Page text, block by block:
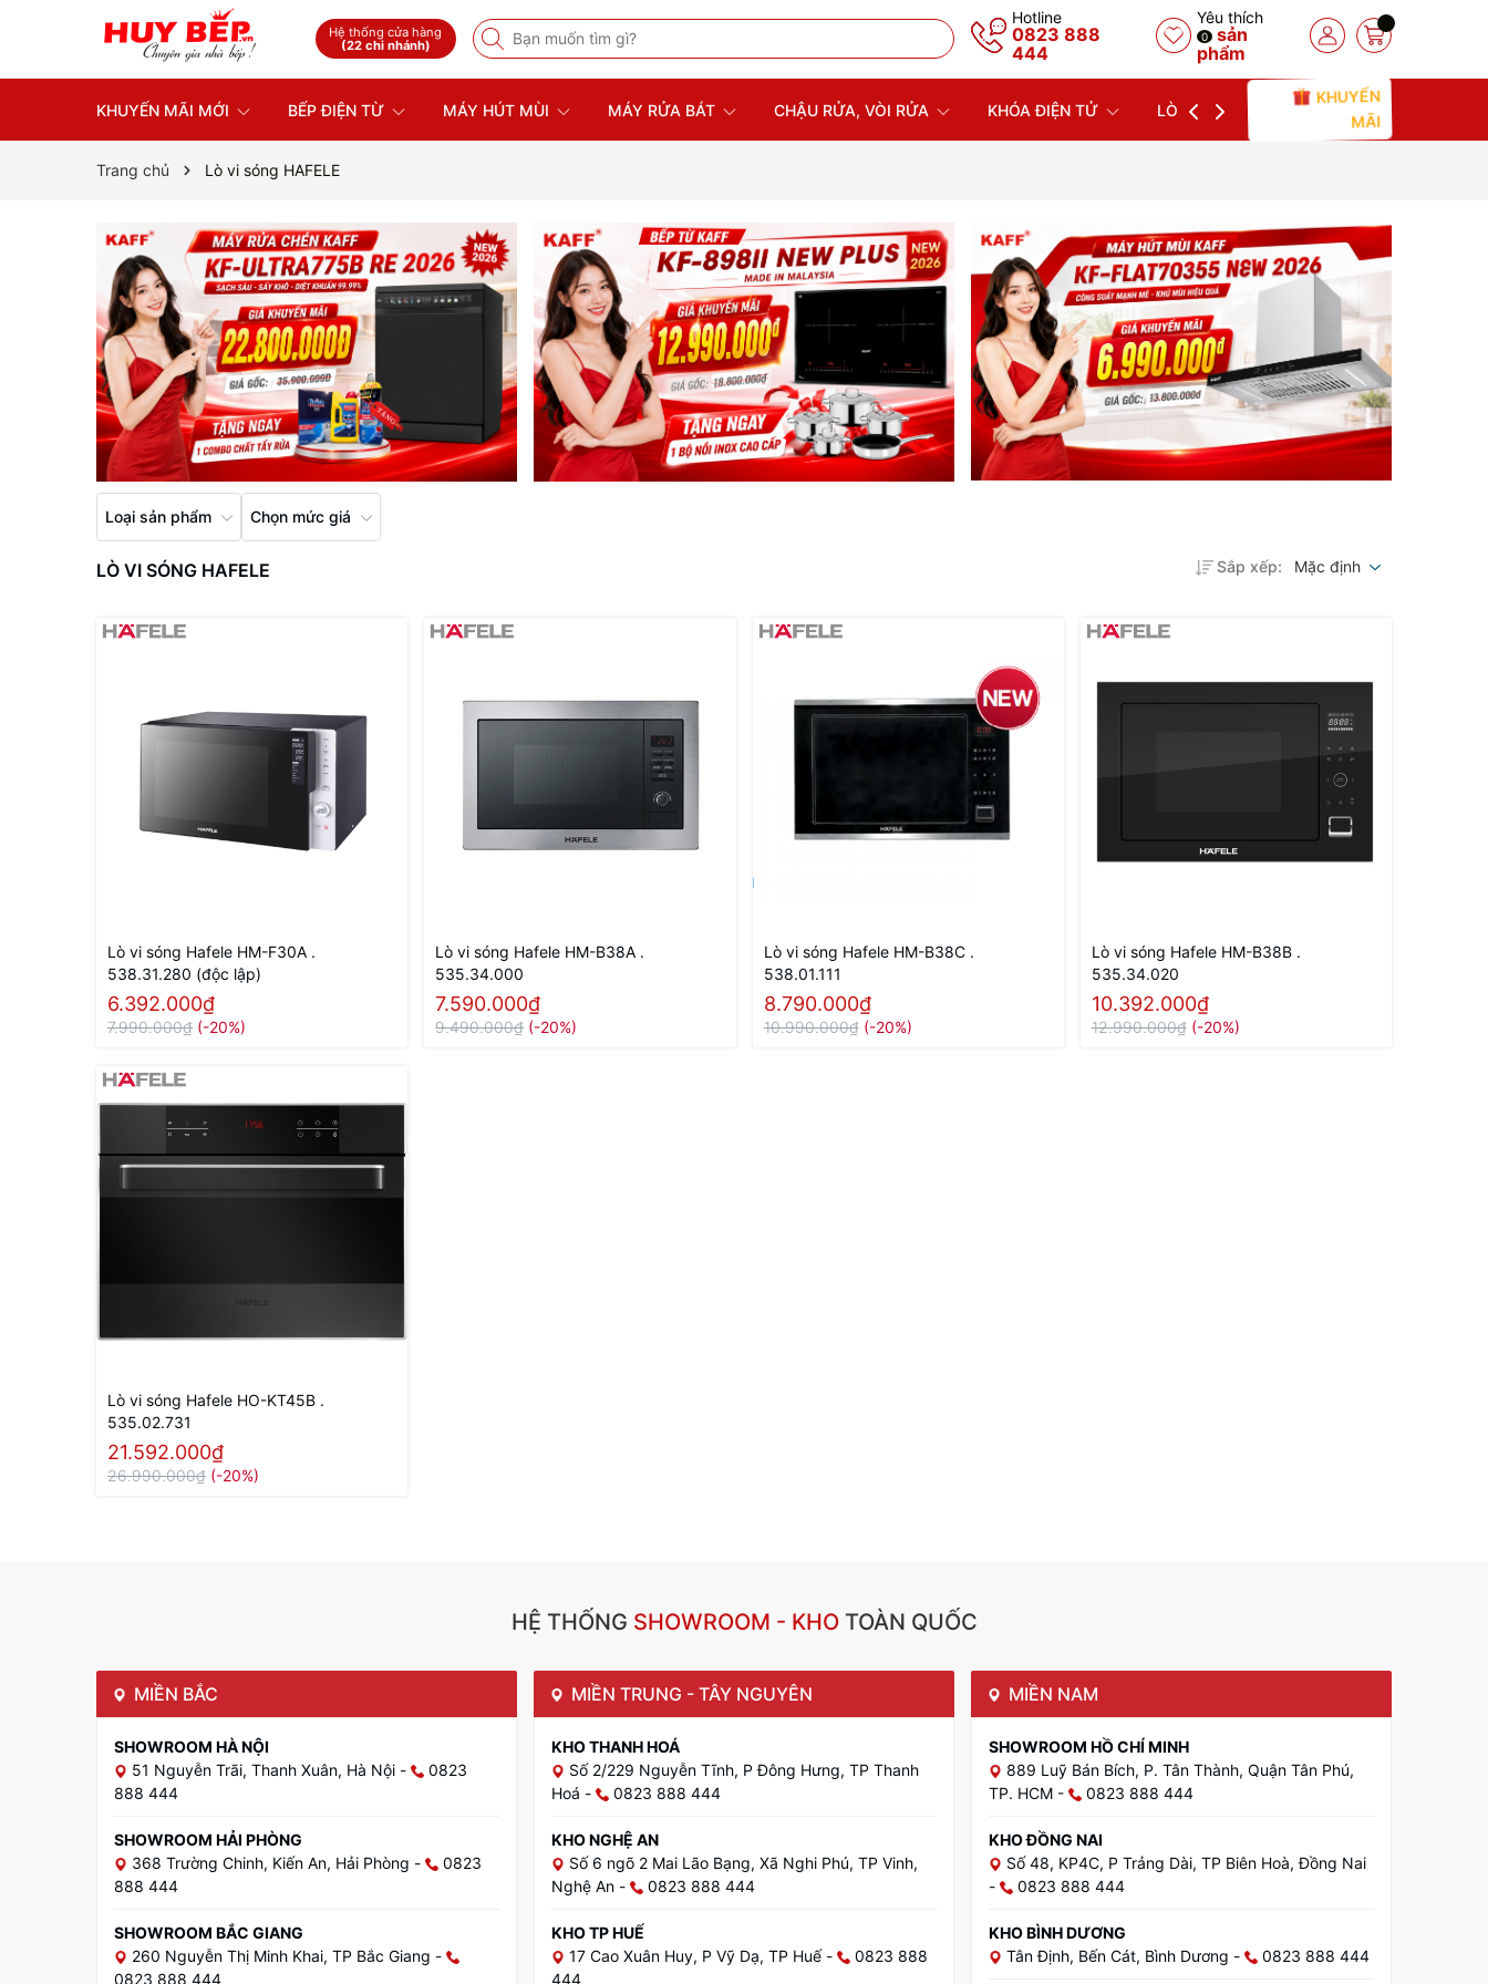
Hệ thống cửa hàng
(22 chi nhánh)
Hotline
0823 888
444
Yêu thích
0
sản
phẩm
KHUYẾN MÃI MỚI BẾP ĐIỆN TỪ MÁY HÚT MÙI MÁY RỬA BÁT CHẬU RỬA, VÒI RỬA KHÓA ĐIỆN TỬ LÒ NƯỚNG LÒ VI SÓNG
KHUYẾN
MÃI
Trang chủ Lò vi sóng HAFELE
Loại sản phẩm Chọn mức giá
Sắp xếp: Mặc định
LÒ VI SÓNG HAFELE
Lò vi sóng Hafele HM-F30A .
538.31.280 (độc lập)
6.392.000₫
7.990.000₫ (-20%)
Lò vi sóng Hafele HM-B38A .
535.34.000
7.590.000₫
9.490.000₫ (-20%)
Lò vi sóng Hafele HM-B38C .
538.01.111
8.790.000₫
10.990.000₫ (-20%)
Lò vi sóng Hafele HM-B38B .
535.34.020
10.392.000₫
12.990.000₫ (-20%)
Lò vi sóng Hafele HO-KT45B .
535.02.731
21.592.000₫
26.990.000₫ (-20%)
HỆ THỐNG SHOWROOM - KHO TOÀN QUỐC
MIỀN BẮC
SHOWROOM HÀ NỘI
51 Nguyễn Trãi, Thanh Xuân, Hà Nội -
0823
888 444
SHOWROOM HẢI PHÒNG
368 Trường Chinh, Kiến An, Hải Phòng -
0823
888 444
SHOWROOM BẮC GIANG
260 Nguyễn Thị Minh Khai, TP Bắc Giang -
0823 888 444
MIỀN TRUNG - TÂY NGUYÊN
KHO THANH HOÁ
Số 2/229 Nguyễn Tĩnh, P Đông Hưng, TP Thanh
Hoá - 0823 888 444
KHO NGHỆ AN
Số 6 ngõ 2 Mai Lão Bạng, Xã Nghi Phú, TP Vinh,
Nghệ An - 0823 888 444
KHO TP HUẾ
17 Cao Xuân Huy, P Vỹ Dạ, TP Huế -
0823 888
444
MIỀN NAM
SHOWROOM HỒ CHÍ MINH
889 Luỹ Bán Bích, P. Tân Thành, Quận Tân Phú,
TP. HCM - 0823 888 444
KHO ĐỒNG NAI
Số 48, KP4C, P Trảng Dài, TP Biên Hoà, Đồng Nai
-
0823 888 444
KHO BÌNH DƯƠNG
Tân Định, Bến Cát, Bình Dương - 0823 888 444